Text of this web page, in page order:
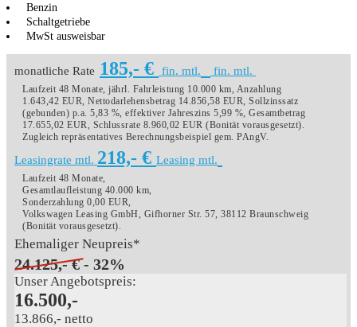
Benzin
Schaltgetriebe
MwSt ausweisbar
monatliche Rate 185,- € fin. mtl. fin. mtl.
Laufzeit 48 Monate, jährl. Fahrleistung 10.000 km, Anzahlung
1.643,42 EUR, Nettodarlehensbetrag 14.856,58 EUR, Sollzinssatz
(gebunden) p.a. 5,83 %, effektiver Jahreszins 5,99 %, Gesamtbetrag
17.655,02 EUR, Schlussrate 8.960,02 EUR (Bonität vorausgesetzt).
Zugleich repräsentatives Berechnungsbeispiel gem. PAngV.
Leasingrate mtl. 218,- € Leasing mtl.
Laufzeit 48 Monate,
Gesamtlaufleistung 40.000 km,
Sonderzahlung 0,00 EUR,
Volkswagen Leasing GmbH, Gifhorner Str. 57, 38112 Braunschweig
(Bonität vorausgesetzt).
Ehemaliger Neupreis*
24.125,- € - 32%
Unser Angebotspreis:
16.500,-
13.866,- netto